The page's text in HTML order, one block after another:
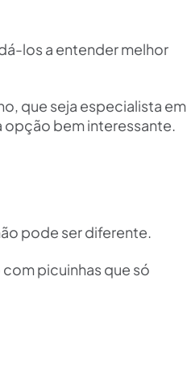
los a entender melhor
que seja especialista em
opção bem interessante.
pode ser diferente.
picuinhas que só